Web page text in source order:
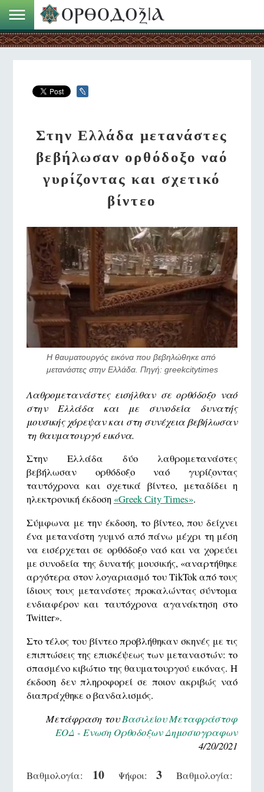
Στην Ελλάδα μετανάστες
βεβήλωσαν ορθόδοξο ναό
γυρίζοντας και σχετικό
βίντεο
Η θαυματουργός εικόνα που βεβηλώθηκε από
μετανάστες στην Ελλάδα. Πηγή: greekcitytimes
Λαθρομετανάστες εισήλθαν σε ορθόδοξο ναό
στην Ελλάδα και με συνοδεία δυνατής
μουσικής χόρεψαν και στη συνέχεια βεβήλωσαν
τη θαυματουργό εικόνα.
Στην Ελλάδα δύο λαθρομετανάστες
βεβήλωσαν ορθόδοξο ναό γυρίζοντας
ταυτόχρονα και σχετικά βίντεο, μεταδίδει η
ηλεκτρονική έκδοση «Greek Сity Тimes».
Σύμφωνα με την έκδοση, το βίντεο, που δείχνει
ένα μετανάστη γυμνό από πάνω μέχρι τη μέση
να εισέρχεται σε ορθόδοξο ναό και να χορεύει
με συνοδεία της δυνατής μουσικής, «αναρτήθηκε
αργότερα στον λογαριασμό του TikTok από τους
ίδιους τους μετανάστες προκαλώντας σύντομα
ενδιαφέρον και ταυτόχρονα αγανάκτηση στο
Twitter».
Στο τέλος του βίντεο προβλήθηκαν σκηνές με τις
επιπτώσεις της επισκέψεως των μεταναστών: το
σπασμένο κιβώτιο της θαυματουργού εικόνας. Η
έκδοση δεν πληροφορεί σε ποιον ακριβώς ναό
διαπράχθηκε ο βανδαλισμός.
Μετάφραση τουΒασιλείου Μεταφράστοφ
ΕΟΔ - Ενωση Ορθοδοξων Δημοσιογραφων
4/20/2021
Βαθμολογία: 10 Ψήφοι: 3 Βαθμολογία: